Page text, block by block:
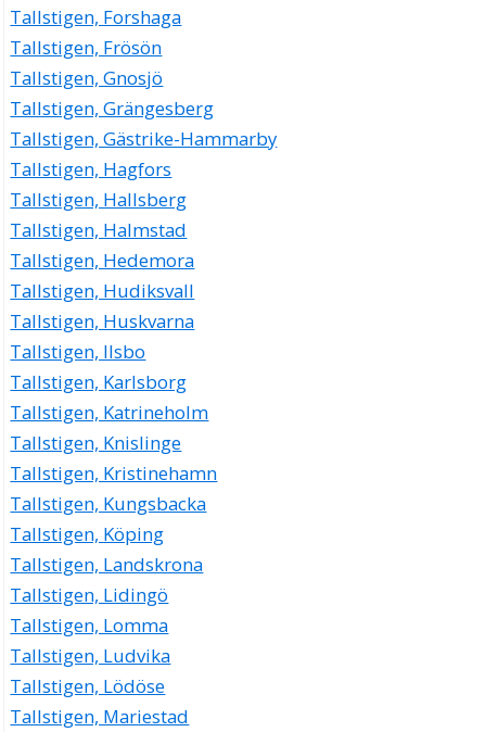
Tallstigen, Forshaga
Tallstigen, Frösön
Tallstigen, Gnosjö
Tallstigen, Grängesberg
Tallstigen, Gästrike-Hammarby
Tallstigen, Hagfors
Tallstigen, Hallsberg
Tallstigen, Halmstad
Tallstigen, Hedemora
Tallstigen, Hudiksvall
Tallstigen, Huskvarna
Tallstigen, Ilsbo
Tallstigen, Karlsborg
Tallstigen, Katrineholm
Tallstigen, Knislinge
Tallstigen, Kristinehamn
Tallstigen, Kungsbacka
Tallstigen, Köping
Tallstigen, Landskrona
Tallstigen, Lidingö
Tallstigen, Lomma
Tallstigen, Ludvika
Tallstigen, Lödöse
Tallstigen, Mariestad